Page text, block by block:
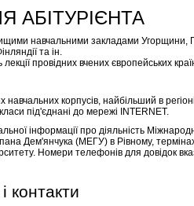
АБІТУРІЄНТА
навчальними закладами Угорщини,
та ін.
провідних вчених європейських
навчальних корпусів, найбільший в
під'єднані до мережі INTERNET.
інформації про діяльність
Дем'янчука (МЕГУ) в Рівному,
Номери телефонів для довідок
контакти